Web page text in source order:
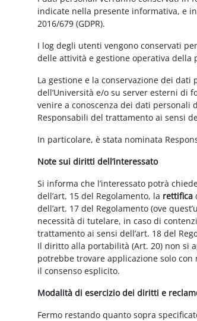
indicate nella presente informativa, e
2016/679 (GDPR).
I log degli utenti vengono conservati
delle attività e gestione operativa
La gestione e la conservazione dei
dell’Università e/o su server esterni di
venire a conoscenza dei dati
Responsabili del trattamento ai sensi
In particolare, è stata nominata
Note sui diritti dell’interessato
Si informa che l’interessato potrà
dell’art. 15 del Regolamento, la rettifica
dell’art. 17 del Regolamento (ove
necessità di tutelare, in caso di
trattamento ai sensi dell’art. 18 del
Il diritto alla portabilità (Art. 20) non si
potrebbe trovare applicazione solo
il consenso esplicito.
Modalità di esercizio dei diritti e
Fermo restando quanto sopra